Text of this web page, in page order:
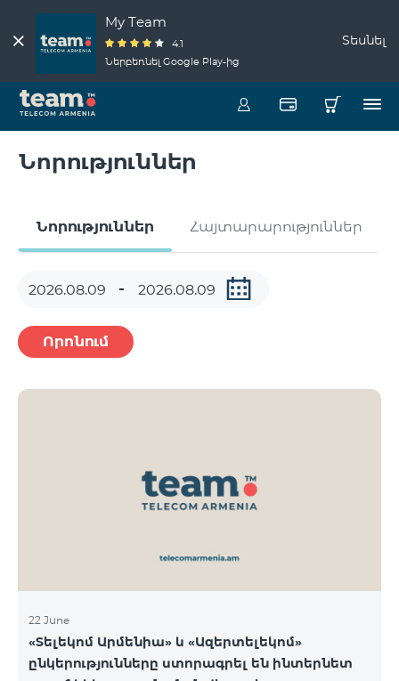
My Team
4.1
Ներբեռնել Google Play-ից
Տեսնել
Նորություններ
Նորություններ Հայտարարություններ
Որոնում
22 June
«Տելեկոմ Արմենիա» և «Ազերտելեկոմ»
ընկերությունները ստորագրել են ինտերնետ